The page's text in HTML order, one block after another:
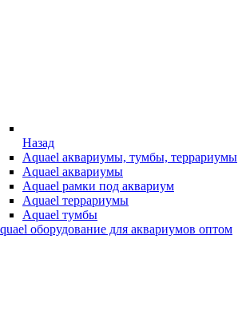
Назад
Aquael аквариумы, тумбы, террариумы
Aquael аквариумы
Aquael рамки под аквариум
Aquael террариумы
Aquael тумбы
оборудование для аквариумов оптом